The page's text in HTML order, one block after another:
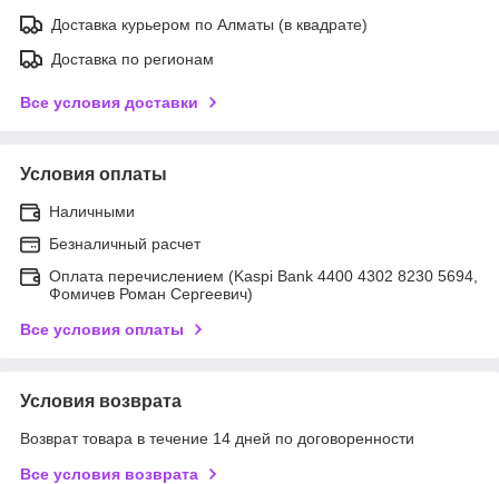
Доставка курьером по Алматы (в квадрате)
Доставка по регионам
Все условия доставки
Условия оплаты
Наличными
Безналичный расчет
Оплата перечислением (Kaspi Bank 4400 4302 8230 5694,
Фомичев Роман Сергеевич)
Все условия оплаты
Условия возврата
Возврат товара в течение 14 дней по договоренности
Все условия возврата